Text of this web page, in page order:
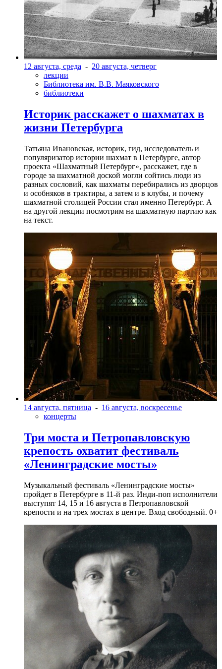
12 августа, среда - 20 августа, четверг
лекции
Библиотека им. В.В. Маяковского
библиотеки
Историк расскажет о шахматах в
жизни Петербурга
Татьяна Ивановская, историк, гид, исследователь и
популяризатор истории шахмат в Петербурге, автор
проекта «Шахматный Петербург», расскажет, где в
городе за шахматной доской могли сойтись люди из
разных сословий, как шахматы перебирались из дворцов
и особняков в трактиры, а затем и в клубы, и почему
шахматной столицей России стал именно Петербург. А
на другой лекции посмотрим на шахматную партию как
на текст.
14 августа, пятница - 16 августа, воскресенье
концерты
Три моста и Петропавловскую
крепость охватит фестиваль
«Ленинградские мосты»
Музыкальный фестиваль «Ленинградские мосты»
пройдет в Петербурге в 11-й раз. Инди-поп исполнители
выступят 14, 15 и 16 августа в Петропавловской
крепости и на трех мостах в центре. Вход свободный. 0+